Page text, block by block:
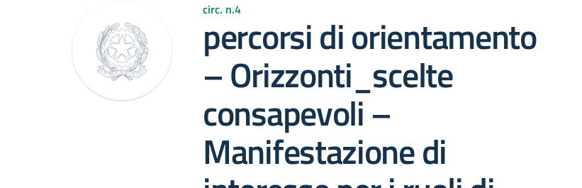
circ. n.4
percorsi di orientamento
– Orizzonti_scelte
consapevoli –
Manifestazione di